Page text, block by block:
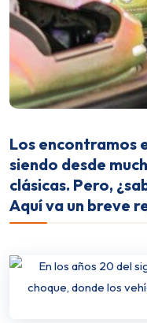
Los encontramos
siendo desde
clásicas. Pero,
Aquí va un breve